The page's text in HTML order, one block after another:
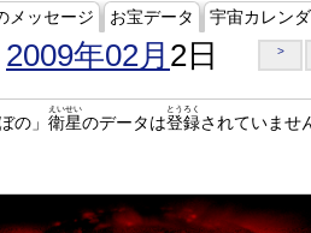
メッセージ お宝データ 宇宙カレン
2009年02月 2日 >
の」 衛星
えいせい
のデータは登録
とうろく
されていませ